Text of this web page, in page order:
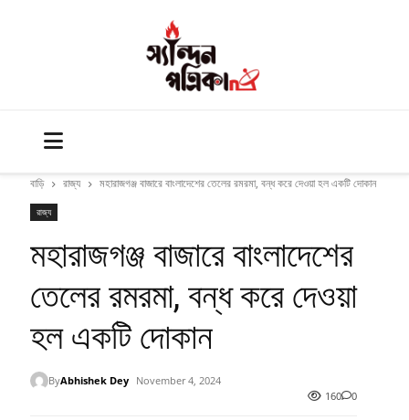
বাড়ি রাজ্য মহারাজগঞ্জ বাজারে বাংলাদেশের তেলের রমরমা, বন্ধ করে দেওয়া হল একটি দোকান
রাজ্য
মহারাজগঞ্জ বাজারে বাংলাদেশের
তেলের রমরমা, বন্ধ করে দেওয়া
হল একটি দোকান
ByAbhishek Dey
November 4, 2024
160
0